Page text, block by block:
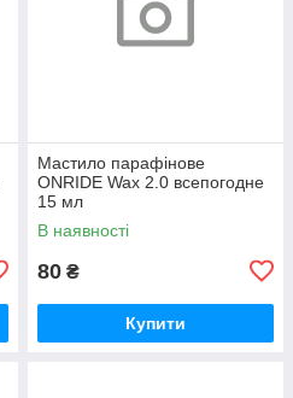
Мастило парафінове
ONRIDE Wax 2.0 всепогодне
15 мл
В наявності
80 ₴
Купити